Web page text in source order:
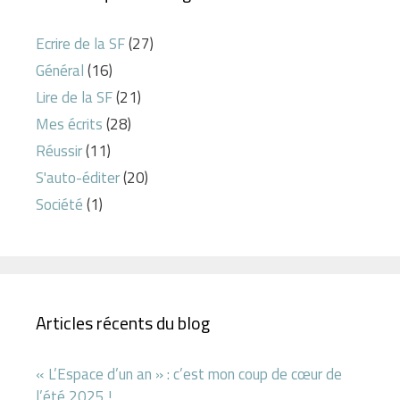
Ecrire de la SF(27)
Général(16)
Lire de la SF(21)
Mes écrits(28)
Réussir(11)
S'auto-éditer(20)
Société(1)
Articles récents du blog
« L’Espace d’un an » : c’est mon coup de cœur de